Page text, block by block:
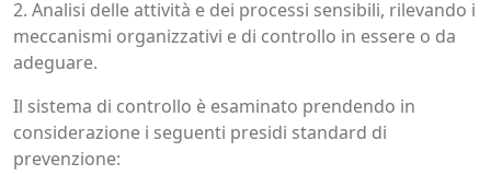
2. Analisi delle attività e dei processi sensibili, rilevando i
meccanismi organizzativi e di controllo in essere o da
adeguare.
Il sistema di controllo è esaminato prendendo in
considerazione i seguenti presidi standard di
prevenzione: